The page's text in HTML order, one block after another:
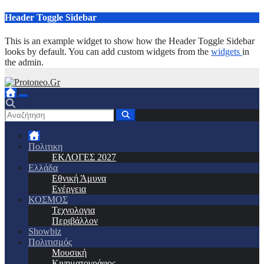
Μετάβαση
περιεχόμενο
Header Toggle Sidebar
This is an example widget to show how the Header Toggle Sidebar
looks by default. You can add custom widgets from the widgets in
the admin.
Πολιτικη
ΕΚΛΟΓΕΣ 2027
Ελλάδα
Εθνική Άμυνα
Ενέργεια
ΚΟΣΜΟΣ
Τεχνολογια
Περιβάλλον
Showbiz
Πολιτισμός
Μουσική